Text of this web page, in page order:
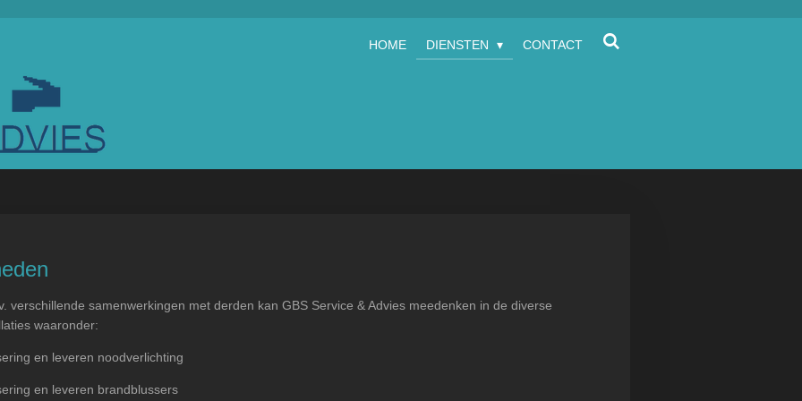
HOME DIENSTEN CONTACT
verschillende samenwerkingen met derden kan GBS Service & Advies meedenken in de diverse
waaronder:
en leveren noodverlichting
en leveren brandblussers